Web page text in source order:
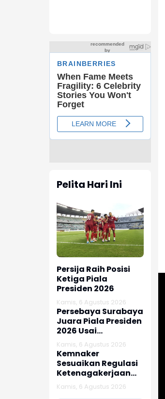
Pelita Hari Ini
Persija Raih Posisi
Ketiga Piala
Presiden 2026
Kamis, 6 Agustus 2026
Persebaya Surabaya
Juara Piala Presiden
2026 Usai
Tundukkan Persib
Bandung Lewat Adu
Penalti
Kamis, 6 Agustus 2026
Kemnaker
Sesuaikan Regulasi
Ketenagakerjaan
Hadapi Dinamika
Dunia Kerja
Kamis, 6 Agustus 2026